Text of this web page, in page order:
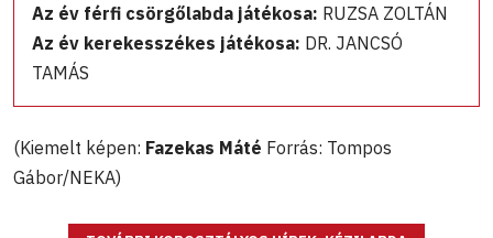
Az év férfi csörgőlabda játékosa: RUZSA ZOLTÁN
Az év kerekesszékes játékosa: DR. JANCSÓ
TAMÁS
(Kiemelt képen: Fazekas Máté Forrás: Tompos
Gábor/NEKA)